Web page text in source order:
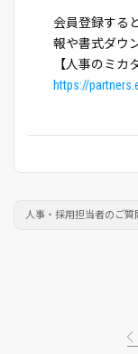
会員登録する
報や書式ダウ
【人事のミカ
https://
人事・採用担当者のご質